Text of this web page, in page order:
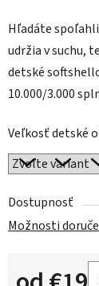
Hľadáte
udržia v suchu,
detské
10.000/3.000
Veľkosť detské
Dostupnosť
Možnosti